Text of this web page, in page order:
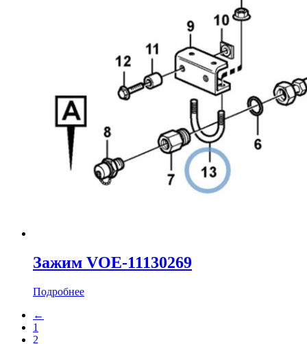
Зажим VOE-11130269
Подробнее
←
1
2